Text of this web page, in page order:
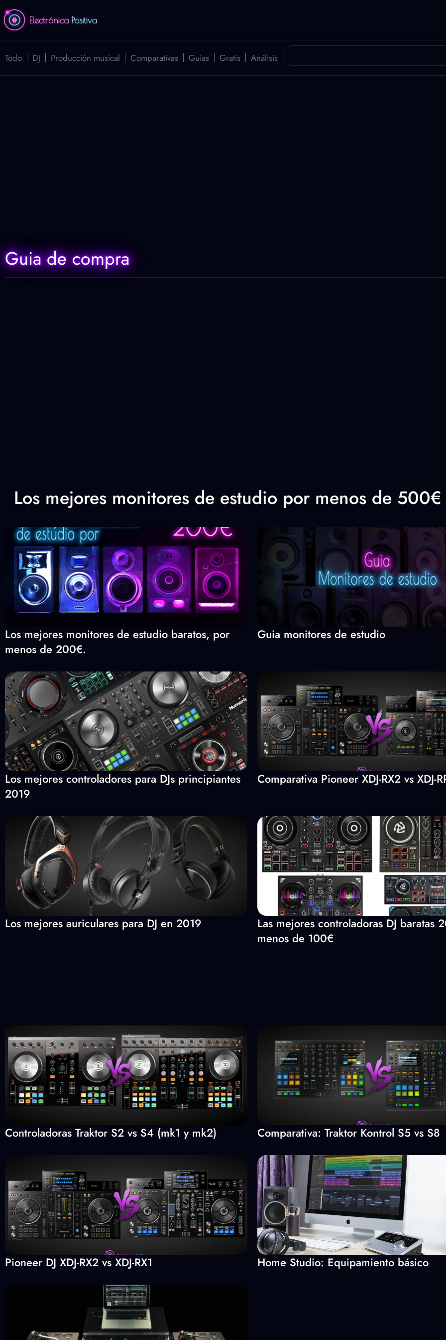
Todo DJ Producción musical Comparativas Guias Gratis Análisis
Guia de compra
Los mejores monitores de estudio por menos de 500€
Los mejores monitores de estudio baratos, por
menos de 200€.
Guia monitores de estudio
Los mejores controladores para DJs principiantes
2019
Comparativa Pioneer XDJ-RX2 vs XDJ-
Los mejores auriculares para DJ en 2019
Las mejores controladoras DJ baratas
menos de 100€
Controladoras Traktor S2 vs S4 (mk1 y mk2) Comparativa: Traktor Kontrol S5 vs S8
Pioneer DJ XDJ-RX2 vs XDJ-RX1 Home Studio: Equipamiento básico